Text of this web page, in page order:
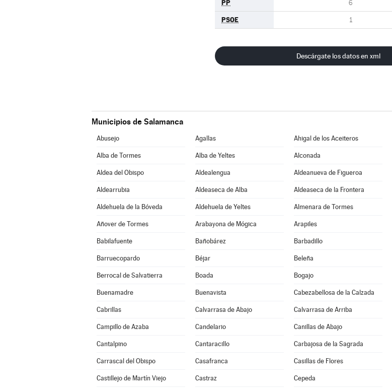
PP 6
PSOE 1
Descárgate los datos en xml
Municipios de Salamanca
Abusejo Agallas Ahigal de los Aceiteros
Alba de Tormes Alba de Yeltes Alconada
Aldea del Obispo Aldealengua Aldeanueva de Figueroa
Aldearrubia Aldeaseca de Alba Aldeaseca de la Frontera
Aldehuela de la Bóveda Aldehuela de Yeltes Almenara de Tormes
Añover de Tormes Arabayona de Mógica Arapiles
Babilafuente Bañobárez Barbadillo
Barruecopardo Béjar Beleña
Berrocal de Salvatierra Boada Bogajo
Buenamadre Buenavista Cabezabellosa de la Calzada
Cabrillas Calvarrasa de Abajo Calvarrasa de Arriba
Campillo de Azaba Candelario Canillas de Abajo
Cantalpino Cantaracillo Carbajosa de la Sagrada
Carrascal del Obispo Casafranca Casillas de Flores
Castillejo de Martín Viejo Castraz Cepeda